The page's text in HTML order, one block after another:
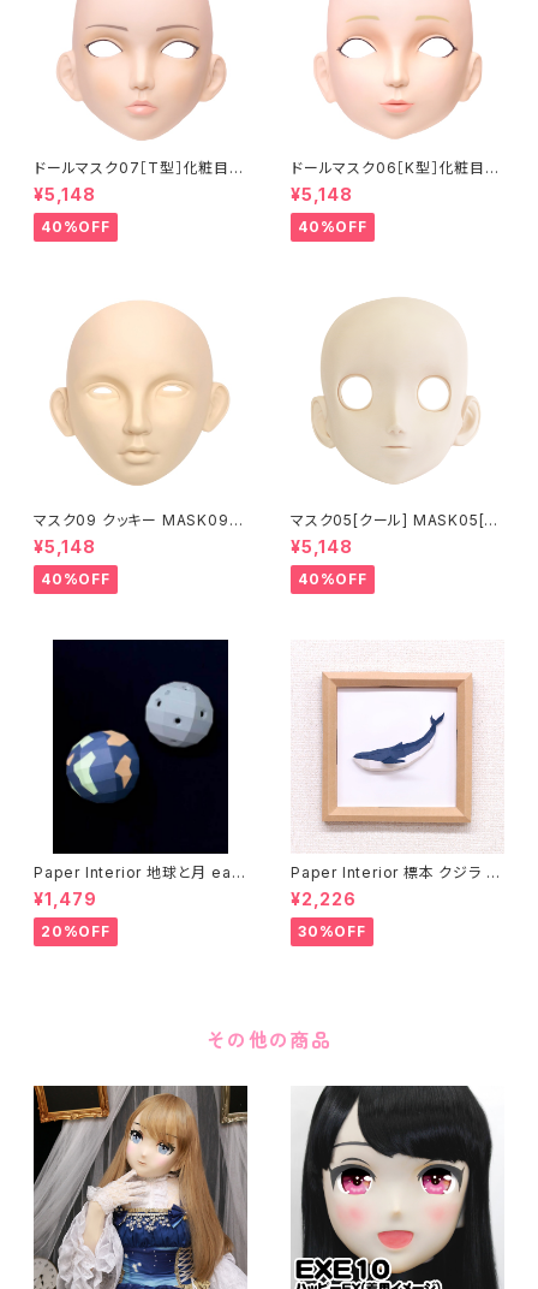
ドールマスク07［T型］化粧目穴
処理済 MASK07 [DOLL T] O
pening eye hole and make
up
¥5,148
40%OFF
ドールマスク06［K型］化粧目穴
処理 MASK06 [DOLL K] Op
ening eye hole and make
up
¥5,148
40%OFF
マスク09 クッキー MASK09
“COOKIE”
¥5,148
40%OFF
マスク05[クール] MASK05[C
OOL]
¥5,148
40%OFF
Paper Interior 地球と月 eart
h and moon
¥1,479
20%OFF
Paper Interior 標本 クジラ s
pecimen whale
¥2,226
30%OFF
その他の商品